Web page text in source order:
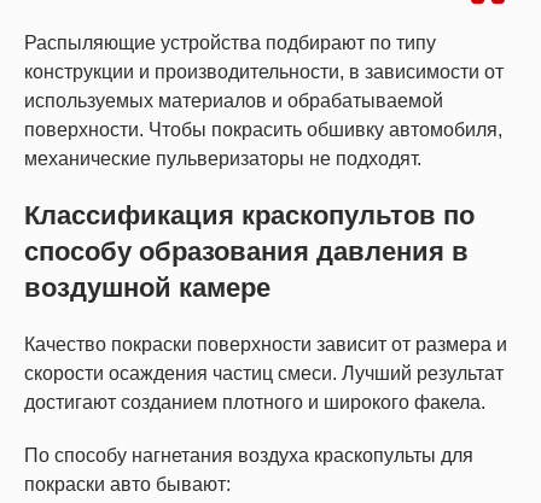
Распыляющие устройства подбирают по типу
конструкции и производительности, в зависимости от
используемых материалов и обрабатываемой
поверхности. Чтобы покрасить обшивку автомобиля,
механические пульверизаторы не подходят.
Классификация краскопультов по
способу образования давления в
воздушной камере
Качество покраски поверхности зависит от размера и
скорости осаждения частиц смеси. Лучший результат
достигают созданием плотного и широкого факела.
По способу нагнетания воздуха краскопульты для
покраски авто бывают: